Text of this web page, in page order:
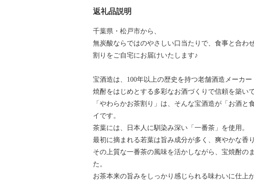
返礼品説明
千葉県・松戸市から、
無炭酸ならではのやさしい口当たりで、食事と合わ
割りをご自宅にお届けいたします♪
宝酒造は、100年以上の歴史を持つ老舗酒造メーカー
焼酎をはじめとする多彩なお酒づくりで信頼を築い
「やわらかお茶割り」は、そんな宝酒造が「お酒と
イです。
茶葉には、日本人に馴染み深い「一番茶」を使用。
最初に摘まれる若葉は旨み成分が多く、爽やかな香
その上質な一番茶の風味を活かしながら、宝焼酎の
た。
お茶本来の旨みをしっかり感じられる味わいに仕上